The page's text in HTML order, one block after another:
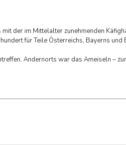
der im Mittelalter zunehmenden
für Teile Österreichs, Bayerns und
Andernorts war das Ameiseln –